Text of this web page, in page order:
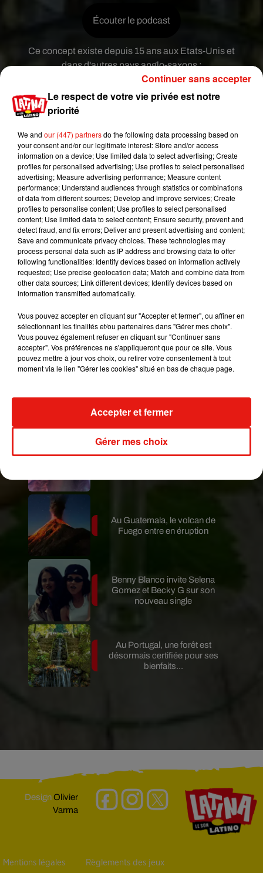
Publié : 19 février 2019 à 9h00 par Jérome
Pasanau
Écouter le podcast
Ce concept existe depuis 15 ans aux Etats-Unis et
dans d'autres pays anglo-saxons :
Écouter le podcast
donc elle qui animera ensuite l’atelier de
dégustation et fera la présentation des vins, le
tout dans une ambiance très conviviale ! Pour y
assister, avoir des connaissances en Yoga ou en
matière de vin n'est pas nécessaire !
Écouter le podcast
Mundo Latino
Guatemala : l'éruption du volcan
de Fuego est terminée
en Argentine, et en pleine...
Au Guatemala, le volcan de
Fuego entre en éruption
Benny Blanco invite Selena
Gomez et Becky G sur son
nouveau single
Au Portugal, une forêt est
désormais certifiée pour ses
bienfaits...
DesignOlivier
Varma
Mentions légales Règlements des jeux
Le respect de votre vie privée est notre
priorité
We and our (447) partnersdo the following data processing based on
your consent and/or our legitimate interest: Store and/or access
information on a device; Use limited data to select advertising; Create
profiles for personalised advertising; Use profiles to select personalised
advertising; Measure advertising performance; Measure content
performance; Understand audiences through statistics or combinations
of data from different sources; Develop and improve services; Create
profiles to personalise content; Use profiles to select personalised
content; Use limited data to select content; Ensure security, prevent and
detect fraud, and fix errors; Deliver and present advertising and content;
Save and communicate privacy choices. These technologies may
process personal data such as IP address and browsing data to offer
following functionalities: Identify devices based on information actively
requested; Use precise geolocation data; Match and combine data from
other data sources; Link different devices; Identify devices based on
information transmitted automatically.
Vous pouvez accepter en cliquant sur "Accepter et fermer", ou affiner en
sélectionnant les finalités et/ou partenaires dans "Gérer mes choix".
Vous pouvez également refuser en cliquant sur "Continuer sans
accepter". Vos préférences ne s'appliqueront que pour ce site. Vous
pouvez mettre à jour vos choix, ou retirer votre consentement à tout
moment via le lien "Gérer les cookies" situé en bas de chaque page.
Gérer mes choix
Accepter et fermer
Continuer sans accepter